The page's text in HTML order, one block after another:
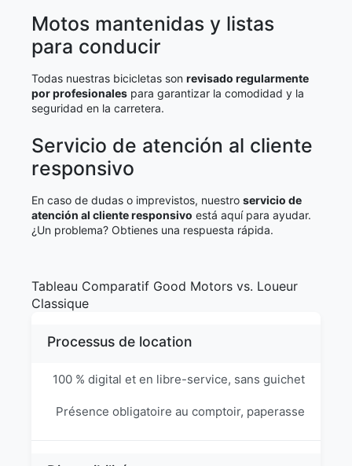
Motos mantenidas y listas
para conducir
Todas nuestras bicicletas son revisado regularmente
por profesionales para garantizar la comodidad y la
seguridad en la carretera.
Servicio de atención al cliente
responsivo
En caso de dudas o imprevistos, nuestro servicio de
atención al cliente responsivo está aquí para ayudar.
¿Un problema? Obtienes una respuesta rápida.
Tableau Comparatif Good Motors vs. Loueur
Classique
Processus de location
100 % digital et en libre-service, sans guichet
Présence obligatoire au comptoir, paperasse